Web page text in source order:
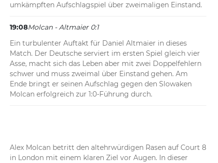
umkämpften Aufschlagspiel über zweimaligen Einstand.
19:08Molcan - Altmaier 0:1
Ein turbulenter Auftakt für Daniel Altmaier in dieses
Match. Der Deutsche serviert im ersten Spiel gleich vier
Asse, macht sich das Leben aber mit zwei Doppelfehlern
schwer und muss zweimal über Einstand gehen. Am
Ende bringt er seinen Aufschlag gegen den Slowaken
Molcan erfolgreich zur 1:0-Führung durch.
Alex Molcan betritt den altehrwürdigen Rasen auf Court 8
in London mit einem klaren Ziel vor Augen. In dieser